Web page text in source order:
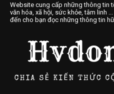
Website cung cấp những thông tin
văn hóa, xã hội, sức khỏe, tâm linh
đến cho bạn đọc những thông tin